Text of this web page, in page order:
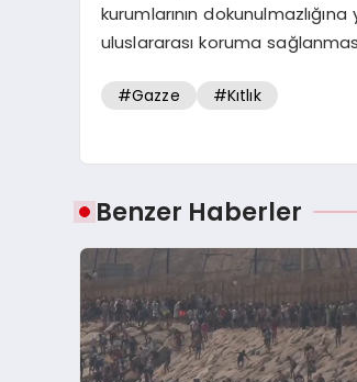
kurumlarının
uluslararası koruma
#Gazze #Kıtlık
Benzer Haberler